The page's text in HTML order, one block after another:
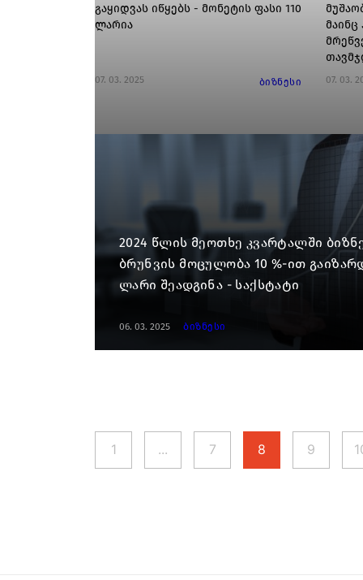
გაყიდვას იწყებს - მონეტის ფასი 110
ლარია
07. 03. 2025 ბიზნესი 07. 03.
2024 წლის მეოთხე კვარტალში
ბრუნვის მოცულობა 10 %-ით
ლარი შეადგინა - საქსტატი
06. 03. 2025 ბიზნესი
1 ... 7 8 9